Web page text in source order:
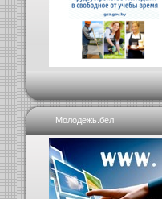
Молодежь.бел